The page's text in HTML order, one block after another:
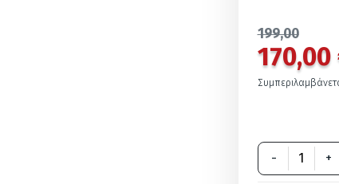
199,00
170,00
- +